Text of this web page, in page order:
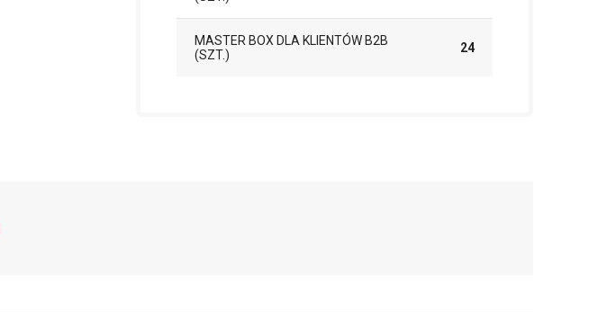
MASTER BOX DLA KLIENTÓW B2B
(SZT.)
24